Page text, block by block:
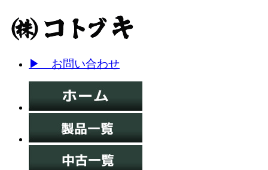
▶ お問い合わせ